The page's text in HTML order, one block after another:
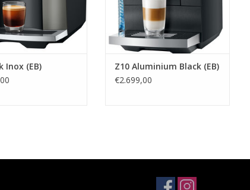
Inox (EB)
Z10 Aluminium Black (EB)
€2.699,00